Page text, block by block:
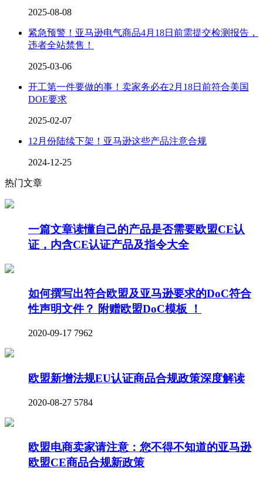
2025-08-08
紧急预警！亚马逊电气商品4月18日前需提交检测报告，
违者全站禁售！
2025-03-06
开工第一件要做的事！卖家务必在2月18日前符合美国
DOE要求
2025-02-07
12月份陆续下架！亚马逊这些产品注意合规
2024-12-25
热门文章
一篇文章读懂自己的产品是否需要欧盟CE认
证，内含CE认证产品及指令大全
如何撰写出符合欧盟及亚马逊要求的DoC符合
性声明文件？ 附赠欧盟DoC模板 ！
2020-09-17 7962
欧盟新增法规EU认证商品合规政策深度解读
2020-08-27 5784
欧盟电商卖家请注意：您不得不知道的亚马逊
欧盟CE商品合规新政策